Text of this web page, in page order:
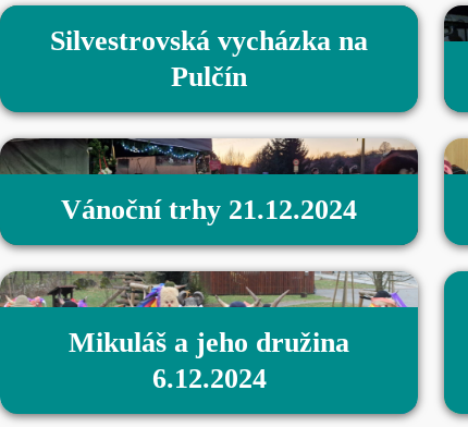
Silvestrovská vycházka na
Pulčín
Vánoční trhy 21.12.2024
Mikuláš a jeho družina
6.12.2024